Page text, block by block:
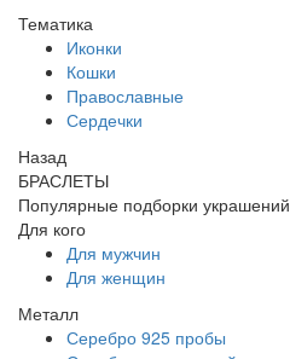
Тематика
Иконки
Кошки
Православные
Сердечки
Назад
БРАСЛЕТЫ
Популярные подборки украшений
Для кого
Для мужчин
Для женщин
Металл
Серебро 925 пробы